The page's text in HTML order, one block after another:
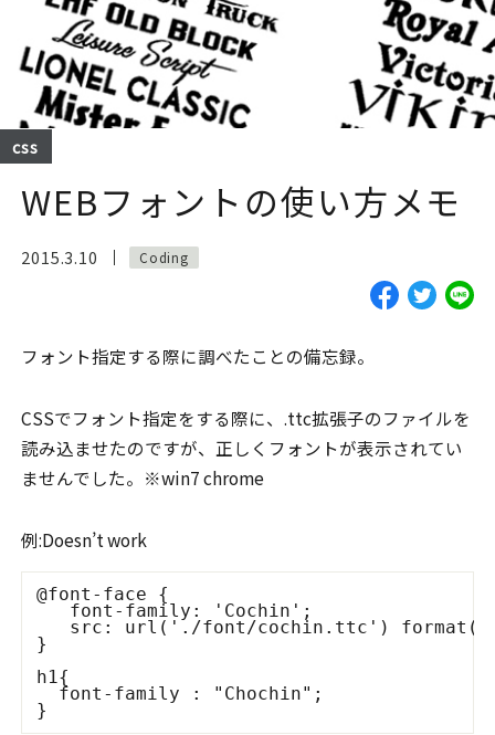
css
WEBフォントの使い方メモ
2015.3.10 Coding
フォント指定する際に調べたことの備忘録。
CSSでフォント指定をする際に、.ttc拡張子のファイルを
読み込ませたのですが、正しくフォントが表示されてい
ませんでした。※win7 chrome
例:Doesn’t work
@font-face {
   font-family: 'Cochin';
src: url('./font/cochin.ttc')
}
h1{
  font-family : "Chochin";